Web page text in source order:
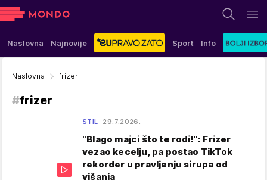
Naslovna Najnovije Sport Info
Naslovna frizer
#frizer
STIL 29.7.2026.
"Blago majci što te rodi!": Frizer
vezao kecelju, pa postao TikTok
rekorder u pravljenju sirupa od
višanja